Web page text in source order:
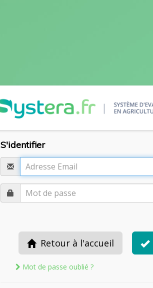
S'identifier
Retour à l'accueil
Mot de passe oublié ?